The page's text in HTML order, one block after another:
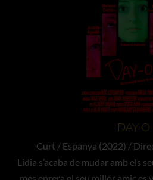
DAY-O
Curt / Espanya (2022) /
Lidia s’acaba de mudar amb els